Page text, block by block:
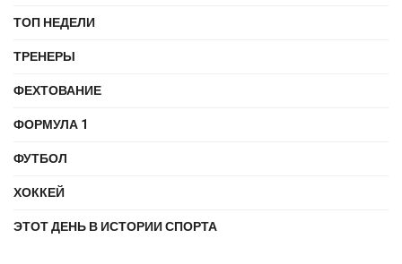
ТОП НЕДЕЛИ
ТРЕНЕРЫ
ФЕХТОВАНИЕ
ФОРМУЛА 1
ФУТБОЛ
ХОККЕЙ
ЭТОТ ДЕНЬ В ИСТОРИИ СПОРТА